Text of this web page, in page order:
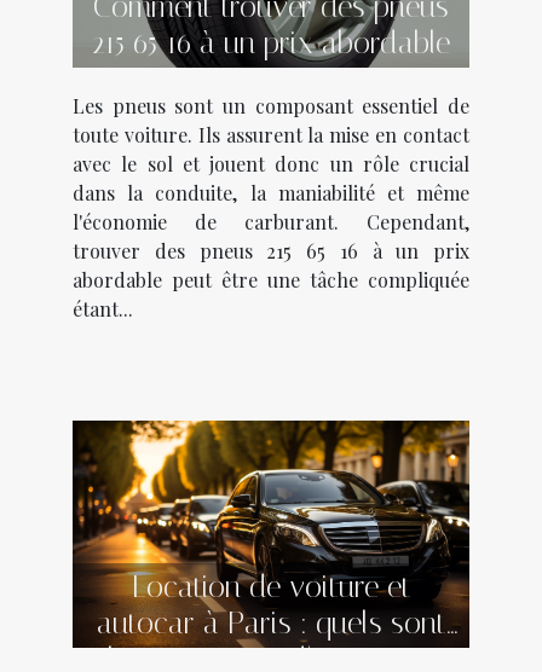
215 65 16 à un prix abordable
Les pneus sont un composant essentiel de
toute voiture. Ils assurent la mise en contact
avec le sol et jouent donc un rôle crucial
dans la conduite, la maniabilité et même
l'économie de carburant. Cependant,
trouver des pneus 215 65 16 à un prix
abordable peut être une tâche compliquée
étant...
Location de voiture et
autocar à Paris : quels sont
les avantages d'y recourir